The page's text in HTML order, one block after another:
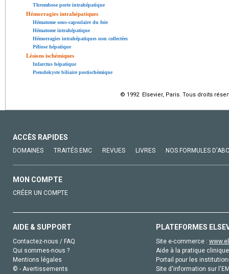
Thrombose porte intrahépatique
Hémorragies intrahépatiques
Hématome sous-capsulaire du foie
Hématome intrahépatique
Hémorragies intrahépatiques non collectées
Péliose hépatique
Lésions ischémiques
Infarctus hépatique
Pseudokyste biliaire postischémique
© 1992 Elsevier, Paris. Tous droits
ACCÈS RAPIDES
DOMAINES TRAITÉS EMC REVUES LIVRES NOS FORMULES
MON COMPTE
CRÉER UN COMPTE
AIDE & SUPPORT
Contactez-nous / FAQ
Qui sommes-nous ?
Mentions légales
© - Avertissements
PLATEFORMES
Site e-commerce :
Aide à la pratique
Portail pour les
Site d'information sur